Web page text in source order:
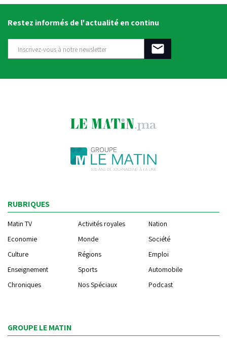
Restez informés de l'actualité en continu
RUBRIQUES
Matin TV Activités royales
Nation
Economie
Monde
Société
Culture
Régions
Emploi
Enseignement
Sports
Automobile
Chroniques
Nos Spéciaux Podcast
GROUPE LE MATIN